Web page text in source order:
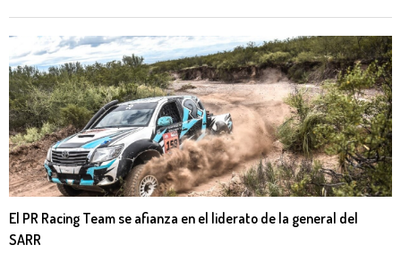
El PR Racing Team se afianza en el liderato de la general del
SARR